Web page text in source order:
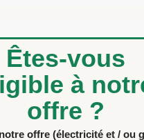
Êtes-vous
à
offre ?
offre (électricité et / ou